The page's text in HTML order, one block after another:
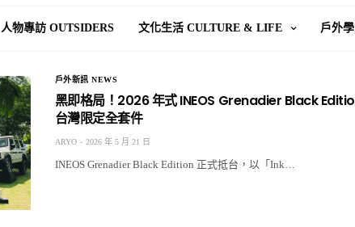
人物專訪 OUTSIDERS 文化生活 CULTURE & LIFE 戶外
戶外新訊 NEWS
黑即格局！2026 年式 INEOS Grenadier Black
台灣限定全套件
ARYO 2026 年 5 月 21 日
INEOS Grenadier Black Edition 正式抵台，以「Ink…